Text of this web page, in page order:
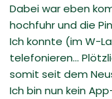
Dabei war eben
hochfuhr und die
Ich konnte (im W-
telefonieren...
somit seit dem
Ich bin nun kein